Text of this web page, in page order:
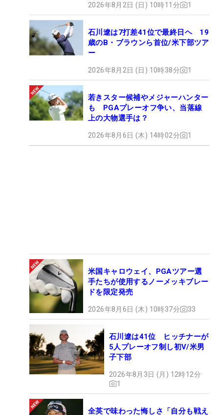
2026年8月2日 (日) 10時11分 1
石川遼は7打差41位で最終日ヘ 19
歳のB・ブラウンら首位/米下部ツア
ー
2026年8月2日 (日) 10時38分 1
若きスター候補やメジャーハンター
も PGAプレーオフ争い、当落線
上の大物選手は？
2026年8月6日 (木) 14時02分 1
米国キャロウェイ、PGAツアー選
手たちが使用するノーメッキブレー
ドを限定発売
2026年8月6日 (木) 10時37分 33
石川遼は41位 ヒッチナーが
5人プレーオフ制し初V/米男
子下部
2026年8月3日 (月) 12時12分
1
全英で味わった悔しさ「自分も戦え